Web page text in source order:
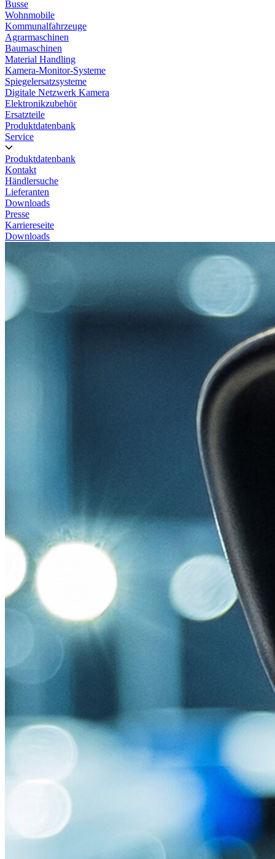
Busse
Wohnmobile
Kommunalfahrzeuge
Agrarmaschinen
Baumaschinen
Material Handling
Kamera-Monitor-Systeme
Spiegelersatzsysteme
Digitale Netzwerk Kamera
Elektronikzubehör
Ersatzteile
Produktdatenbank
Service
Produktdatenbank
Kontakt
Händlersuche
Lieferanten
Downloads
Presse
Karriereseite
Downloads